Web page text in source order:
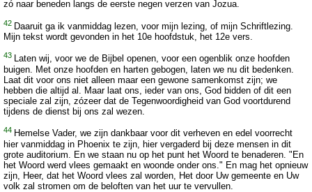
zó naar beneden langs de eerste negen verzen van Jozua.
42 Daaruit ga ik vanmiddag lezen, voor mijn lezing, of mijn Schriftlezing.
Mijn tekst wordt gevonden in het 10e hoofdstuk, het 12e vers.
43 Laten wij, voor we de Bijbel openen, voor een ogenblik onze hoofden
buigen. Met onze hoofden en harten gebogen, laten we nu dit bedenken.
Laat dit voor ons niet alleen maar een gewone samenkomst zijn; we
hebben die altijd al. Maar laat ons, ieder van ons, God bidden of dit een
speciale zal zijn, zózeer dat de Tegenwoordigheid van God voortdurend
tijdens de dienst bij ons zal wezen.
44 Hemelse Vader, we zijn dankbaar voor dit verheven en edel voorrecht
hier vanmiddag in Phoenix te zijn, hier vergaderd bij deze mensen in dit
grote auditorium. En we staan nu op het punt het Woord te benaderen. "En
het Woord werd vlees gemaakt en woonde onder ons." En mag het opnieuw
zijn, Heer, dat het Woord vlees zal worden, Het door Uw gemeente en Uw
volk zal stromen om de beloften van het uur te vervullen.